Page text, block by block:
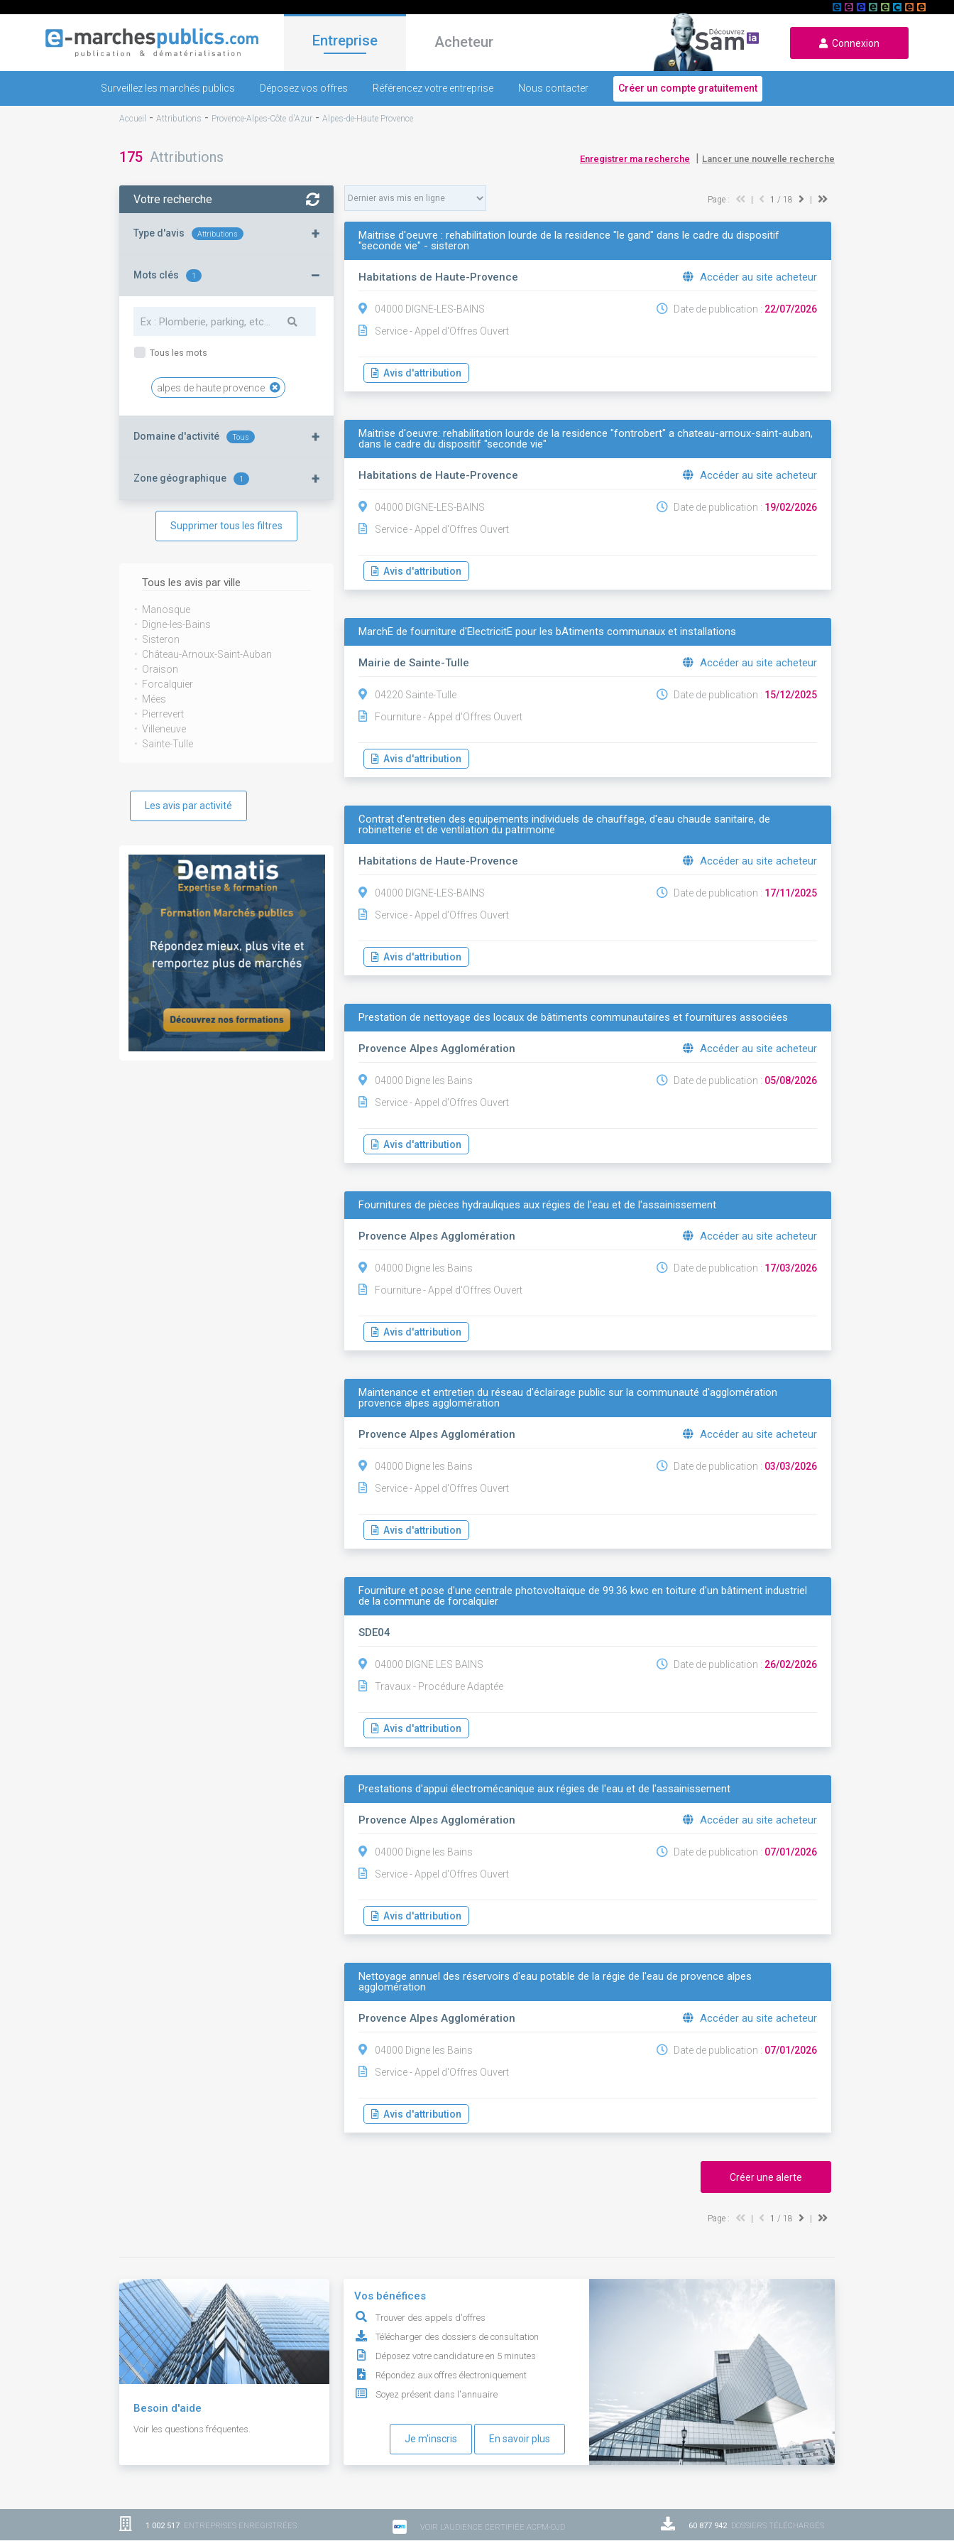
Entreprise Acheteur Connexion
Surveillez les marchés publics Déposez vos offres Référencez votre entreprise Nous contacter Créer un compte gratuitement
Accueil - Attributions - Provence-Alpes-Côte d'Azur - Alpes-de-Haute Provence
175 Attributions Enregistrer ma recherche | Lancer une nouvelle recherche
Votre recherche
Type d'avis Attributions +
Mots clés 1 –
Tous les mots
alpes de haute provence
Domaine d'activité Tous +
Zone géographique 1 +
Supprimer tous les filtres
Tous les avis par ville
Manosque
Digne-les-Bains
Sisteron
Château-Arnoux-Saint-Auban
Oraison
Forcalquier
Mées
Pierrevert
Villeneuve
Sainte-Tulle
Les avis par activité
Page : 1 / 18
Maitrise d'oeuvre : rehabilitation lourde de la residence "le gand" dans le cadre du dispositif
"seconde vie" - sisteron
Habitations de Haute-Provence Accéder au site acheteur
04000 DIGNE-LES-BAINS
Service - Appel d'Offres Ouvert
Date de publication : 22/07/2026
Avis d'attribution
Maitrise d'oeuvre: rehabilitation lourde de la residence "fontrobert" a chateau-arnoux-saint-auban,
dans le cadre du dispositif "seconde vie"
Habitations de Haute-Provence Accéder au site acheteur
04000 DIGNE-LES-BAINS
Service - Appel d'Offres Ouvert
Date de publication : 19/02/2026
Avis d'attribution
MarchÉ de fourniture d'ÉlectricitÉ pour les bÂtiments communaux et installations
Mairie de Sainte-Tulle Accéder au site acheteur
04220 Sainte-Tulle
Fourniture - Appel d'Offres Ouvert
Date de publication : 15/12/2025
Avis d'attribution
Contrat d'entretien des equipements individuels de chauffage, d'eau chaude sanitaire, de
robinetterie et de ventilation du patrimoine
Habitations de Haute-Provence Accéder au site acheteur
04000 DIGNE-LES-BAINS
Service - Appel d'Offres Ouvert
Date de publication : 17/11/2025
Avis d'attribution
Prestation de nettoyage des locaux de bâtiments communautaires et fournitures associées
Provence Alpes Agglomération Accéder au site acheteur
04000 Digne les Bains
Service - Appel d'Offres Ouvert
Date de publication : 05/08/2026
Avis d'attribution
Fournitures de pièces hydrauliques aux régies de l'eau et de l'assainissement
Provence Alpes Agglomération Accéder au site acheteur
04000 Digne les Bains
Fourniture - Appel d'Offres Ouvert
Date de publication : 17/03/2026
Avis d'attribution
Maintenance et entretien du réseau d'éclairage public sur la communauté d'agglomération
provence alpes agglomération
Provence Alpes Agglomération Accéder au site acheteur
04000 Digne les Bains
Service - Appel d'Offres Ouvert
Date de publication : 03/03/2026
Avis d'attribution
Fourniture et pose d'une centrale photovoltaïque de 99.36 kwc en toiture d'un bâtiment industriel
de la commune de forcalquier
SDE04
04000 DIGNE LES BAINS
Travaux - Procédure Adaptée
Date de publication : 26/02/2026
Avis d'attribution
Prestations d'appui électromécanique aux régies de l'eau et de l'assainissement
Provence Alpes Agglomération Accéder au site acheteur
04000 Digne les Bains
Service - Appel d'Offres Ouvert
Date de publication : 07/01/2026
Avis d'attribution
Nettoyage annuel des réservoirs d'eau potable de la régie de l'eau de provence alpes
agglomération
Provence Alpes Agglomération Accéder au site acheteur
04000 Digne les Bains
Service - Appel d'Offres Ouvert
Date de publication : 07/01/2026
Avis d'attribution
Créer une alerte
Page : 1 / 18
Besoin d'aide
Voir les questions fréquentes.
Vos bénéfices
Trouver des appels d'offres
Télécharger des dossiers de consultation
Déposez votre candidature en 5 minutes
Répondez aux offres électroniquement
Soyez présent dans l'annuaire
Je m'inscris En savoir plus
1 002 517 ENTREPRISES ENREGISTRÉES VOIR L'AUDIENCE CERTIFIÉE ACPM-OJD 60 877 942DOSSIERS TÉLÉCHARGÉS